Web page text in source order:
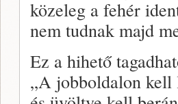
közeleg a fehér
nem tudnak majd
Ez a hihető
„A jobboldalon kell